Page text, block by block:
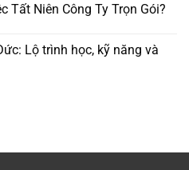
Tất Niên Công Ty Trọn Gói?
Lộ trình học, kỹ năng và